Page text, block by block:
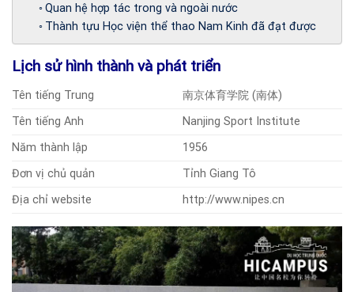
Quan hệ hợp tác trong và ngoài nước
Thành tựu Học viện thể thao Nam Kinh đã đạt được
Lịch sử hình thành và phát triển
Tên tiếng Trung
南京体育学院 (南体)
Tên tiếng Anh
Nanjing Sport Institute
Năm thành lập
1956
Đơn vị chủ quản
Tỉnh Giang Tô
Địa chỉ website
http://www.nipes.cn